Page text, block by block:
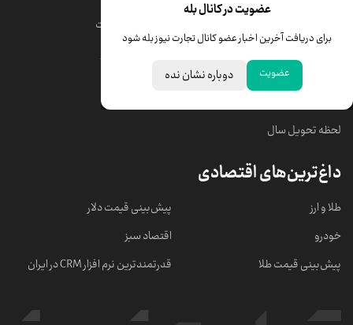
عضویت در کانال بله
برای دریافت آخرین اخبار عضو کانال تجارت نیوز بله شود
عضویت دوباره نشان نده
قیمت درهم امارات
خبرهای مهم
لحظه تحویل سال
داغ‌ترین‌های اقتصادی
طلا و ارز
خودرو
پیش‌بینی قیمت طلا
پیش‌بینی قیمت دلار
اقتصاد سبز
قدرتمندترین نرم‌ افزار CRM در ایران